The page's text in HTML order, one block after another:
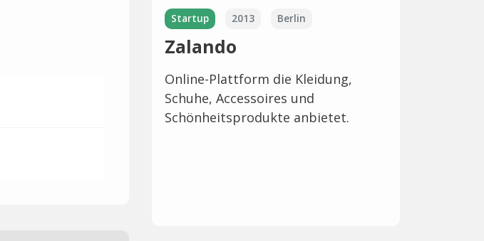
Startup 2013 Berlin
Zalando
Online-Plattform die Kleidung,
Schuhe, Accessoires und
Schönheitsprodukte anbietet.